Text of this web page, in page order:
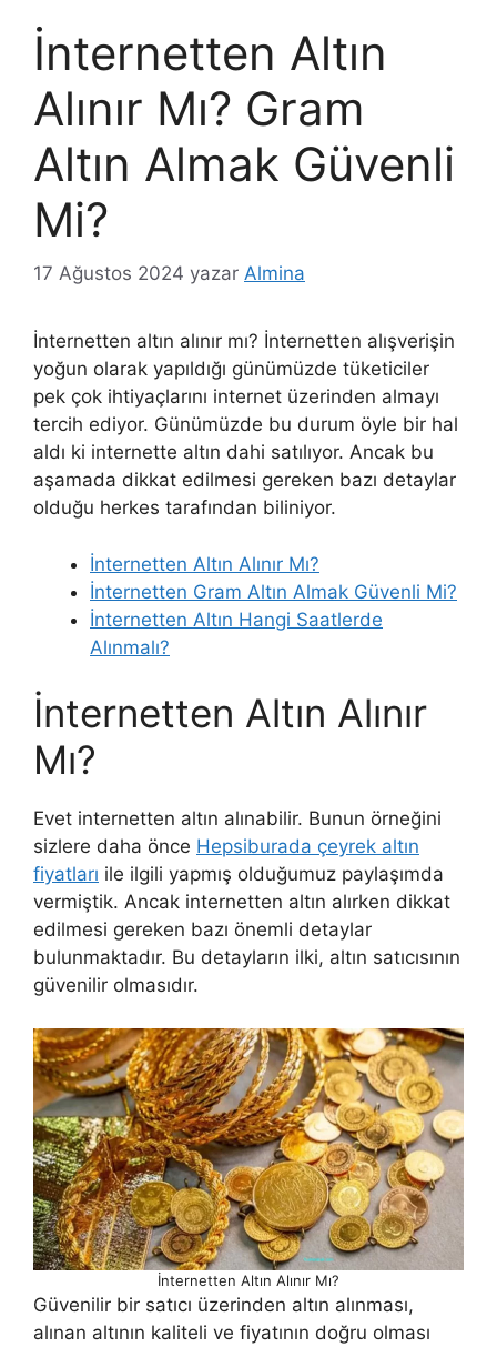
İnternetten Altın
Alınır Mı? Gram
Altın Almak Güvenli
Mi?
17 Ağustos 2024 yazar Almina
İnternetten altın alınır mı? İnternetten alışverişin
yoğun olarak yapıldığı günümüzde tüketiciler
pek çok ihtiyaçlarını internet üzerinden almayı
tercih ediyor. Günümüzde bu durum öyle bir hal
aldı ki internette altın dahi satılıyor. Ancak bu
aşamada dikkat edilmesi gereken bazı detaylar
olduğu herkes tarafından biliniyor.
İnternetten Altın Alınır Mı?
İnternetten Gram Altın Almak Güvenli Mi?
İnternetten Altın Hangi Saatlerde
Alınmalı?
İnternetten Altın Alınır
Mı?
Evet internetten altın alınabilir. Bunun örneğini
sizlere daha önce Hepsiburada çeyrek altın
fiyatları ile ilgili yapmış olduğumuz paylaşımda
vermiştik. Ancak internetten altın alırken dikkat
edilmesi gereken bazı önemli detaylar
bulunmaktadır. Bu detayların ilki, altın satıcısının
güvenilir olmasıdır.
İnternetten Altın Alınır Mı?
Güvenilir bir satıcı üzerinden altın alınması,
alınan altının kaliteli ve fiyatının doğru olması